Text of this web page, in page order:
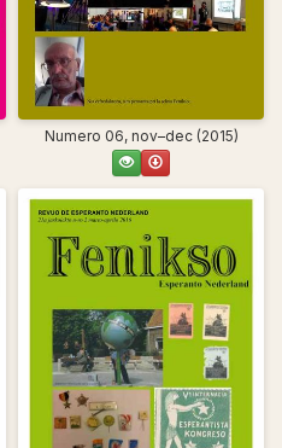
Numero 06, nov–dec (2015)